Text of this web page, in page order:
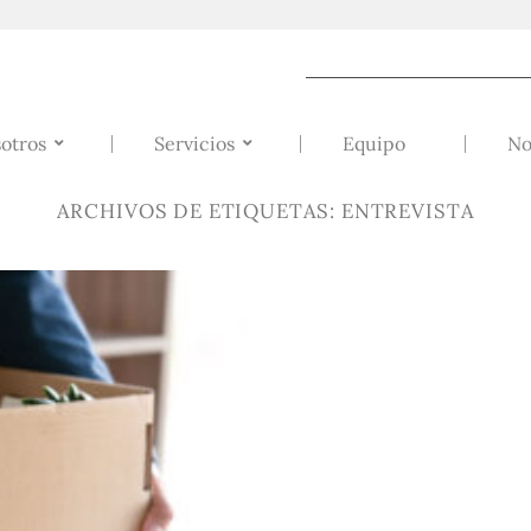
Servicios Equipo
ARCHIVOS DE ETIQUETAS: ENTREVISTA